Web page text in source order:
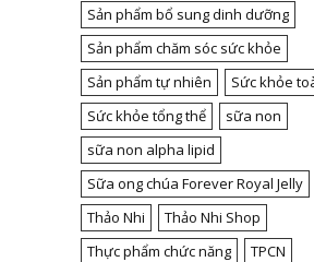
Sản phẩm bổ sung dinh dưỡng
Sản phẩm chăm sóc sức khỏe
Sản phẩm tự nhiên
Sức khỏe
Sức khỏe tổng thể
sữa non
sữa non alpha lipid
Sữa ong chúa Forever Royal Jelly
Thảo Nhi
Thảo Nhi Shop
Thực phẩm chức năng
TPCN